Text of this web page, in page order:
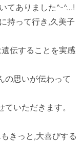
てありました^-^…!
持って行き,久美子
伝することを実感
の思いが伝わって
いただきます。
きっと,大喜びする